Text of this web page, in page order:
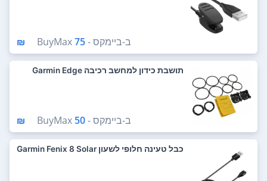
ב-ביימקס - BuyMax75 ₪
תושבת כידון למחשב רכיבה Garmin Edge
ב-ביימקס - BuyMax50 ₪
כבל טעינה חלופי לשעון Garmin Fenix 8 Solar